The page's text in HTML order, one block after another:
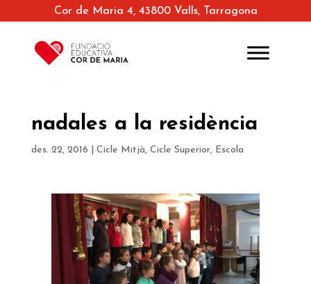
Cor de Maria 4, 43800 Valls, Tarragona
nadales a la residència
des. 22, 2016 Cicle Mitjà, Cicle Superior, Escola